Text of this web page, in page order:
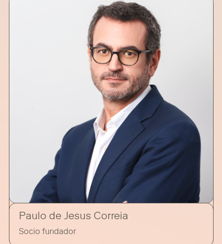
Paulo de Jesus Correia
Socio fundador